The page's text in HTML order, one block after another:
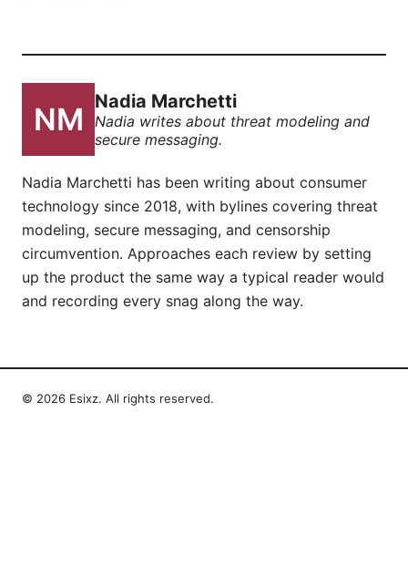
Nadia Marchetti
Nadia writes about threat modeling and
secure messaging.
Nadia Marchetti has been writing about consumer
technology since 2018, with bylines covering threat
modeling, secure messaging, and censorship
circumvention. Approaches each review by setting
up the product the same way a typical reader would
and recording every snag along the way.
© 2026 Esixz. All rights reserved.